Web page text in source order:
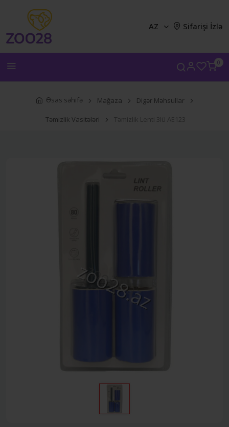
0
AZ Sifarişi İzlə
Əsas səhifə Mağaza Digər Məhsullar
Təmizlik Vasitələri Təmizlik Lenti 3lü AE123